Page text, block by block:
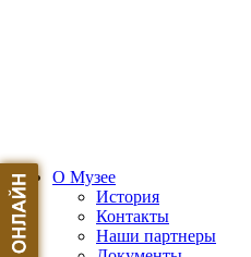
О Музее
История
Контакты
Наши партнеры